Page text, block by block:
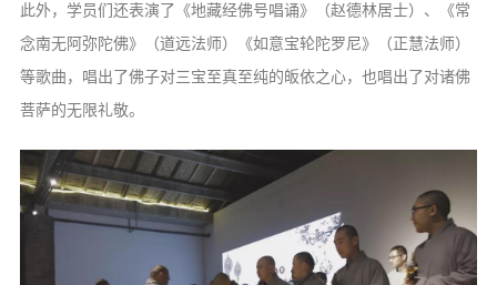
此外，学员们还表演了《地藏经佛号唱诵》（赵德林居士）、《常
念南无阿弥陀佛》（道远法师）《如意宝轮陀罗尼》（正慧法师）
等歌曲，唱出了佛子对三宝至真至纯的皈依之心，也唱出了对诸佛
菩萨的无限礼敬。